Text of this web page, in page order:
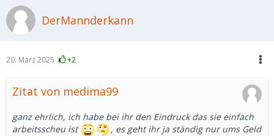
DerMannderkann
20. März 2025 +2
Zitat von medima99
ganz ehrlich, ich habe bei ihr den Eindruck das sie einfach
arbeitsscheu ist
, es geht ihr ja ständig nur ums Geld